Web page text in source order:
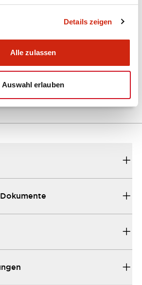
Details zeigen
Alle zulassen
Auswahl erlauben
Bedienungsanleitung Handbücher